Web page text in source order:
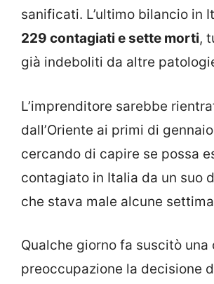
sanificati. L’ultimo bilancio in
229 contagiati e sette morti,
già indeboliti da altre
L’imprenditore sarebbe
dall’Oriente ai primi di
cercando di capire se possa
contagiato in Italia da un suo
che stava male alcune
Qualche giorno fa suscitò una
preoccupazione la decisione